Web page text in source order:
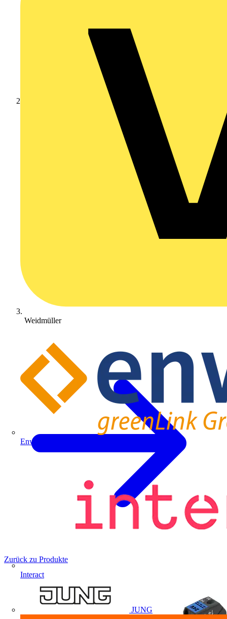
Enwitec
Interact
JUNG
Weidmüller
Zurück zu Produkte